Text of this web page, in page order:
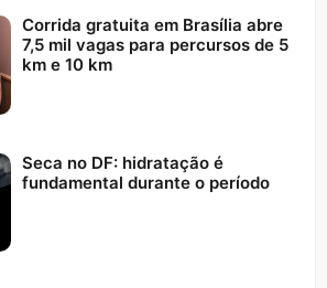
Corrida gratuita em Brasília abre
7,5 mil vagas para percursos de 5
km e 10 km
Seca no DF: hidratação é
fundamental durante o período